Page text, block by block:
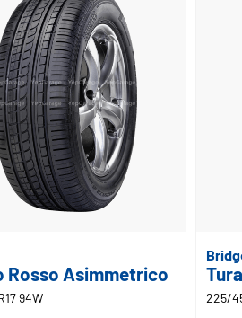
Rosso Asimmetrico
94W 225/